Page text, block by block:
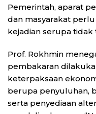
Pemerintah, aparat
dan masyarakat
kejadian serupa
Prof. Rokhmin
pembakaran
keterpaksaan
berupa penyuluhan,
serta penyediaan